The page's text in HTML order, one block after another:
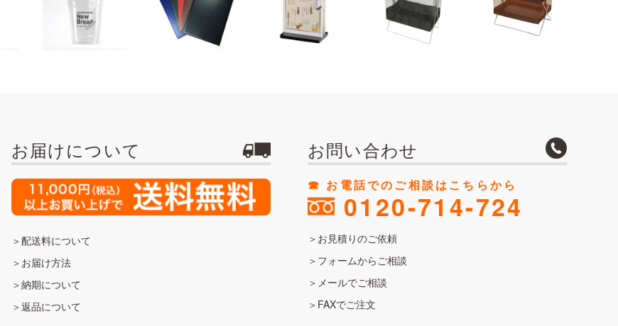
お届けについて
配送料について
お届け方法
納期について
返品について
お問い合わせ
☎︎ お電話でのご相談はこちらから
0120-714-724
お見積りのご依頼
フォームからご相談
メールでご相談
FAXでご注文